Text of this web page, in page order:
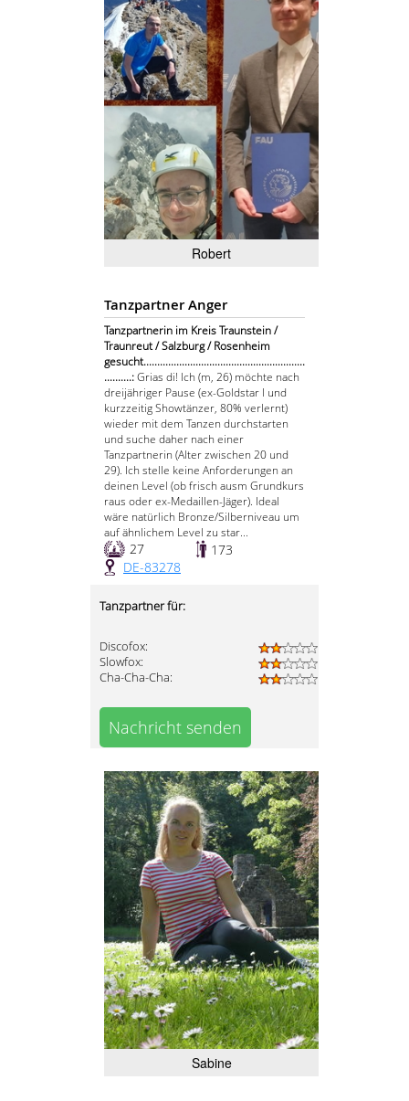
Robert
Tanzpartner Anger
Tanzpartnerin im Kreis Traunstein /
Traunreut / Salzburg / Rosenheim
gesucht...........................................................
..........:Grias di! Ich (m, 26) möchte nach
dreijähriger Pause (ex-Goldstar I und
kurzzeitig Showtänzer, 80% verlernt)
wieder mit dem Tanzen durchstarten
und suche daher nach einer
Tanzpartnerin (Alter zwischen 20 und
29). Ich stelle keine Anforderungen an
deinen Level (ob frisch ausm Grundkurs
raus oder ex-Medaillen-Jäger). Ideal
wäre natürlich Bronze/Silberniveau um
auf ähnlichem Level zu star...
27
173
DE-83278
Tanzpartner für:
Discofox:
Slowfox:
Cha-Cha-Cha:
Nachricht senden
Sabine